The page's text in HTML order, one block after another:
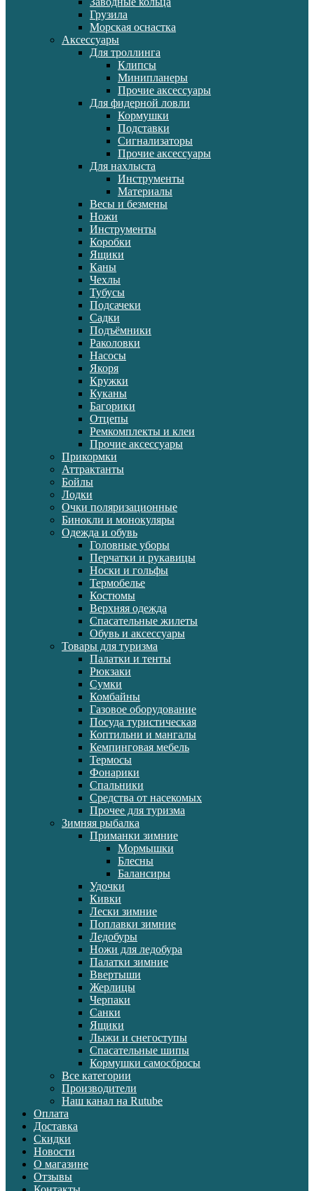
Грузила
Морская оснастка
Аксессуары
Для троллинга
Клипсы
Минипланеры
Прочие аксессуары
Для фидерной ловли
Кормушки
Подставки
Сигнализаторы
Прочие аксессуары
Для нахлыста
Инструменты
Материалы
Весы и безмены
Ножи
Инструменты
Коробки
Ящики
Каны
Чехлы
Тубусы
Подсачеки
Садки
Подъёмники
Раколовки
Насосы
Якоря
Кружки
Куканы
Багорики
Отцепы
Ремкомплекты и клеи
Прочие аксессуары
Прикормки
Аттрактанты
Бойлы
Лодки
Очки поляризационные
Бинокли и монокуляры
Одежда и обувь
Головные уборы
Перчатки и рукавицы
Носки и гольфы
Термобелье
Костюмы
Верхняя одежда
Спасательные жилеты
Обувь и аксессуары
Товары для туризма
Палатки и тенты
Рюкзаки
Сумки
Комбайны
Газовое оборудование
Посуда туристическая
Коптильни и мангалы
Кемпинговая мебель
Термосы
Фонарики
Спальники
Средства от насекомых
Прочее для туризма
Зимняя рыбалка
Приманки зимние
Мормышки
Блесны
Балансиры
Удочки
Кивки
Лески зимние
Поплавки зимние
Ледобуры
Ножи для ледобура
Палатки зимние
Ввертыши
Жерлицы
Черпаки
Санки
Ящики
Лыжи и снегоступы
Спасательные шипы
Кормушки самосбросы
Все категории
Производители
Наш канал на Rutube
Оплата
Доставка
Скидки
Новости
О магазине
Отзывы